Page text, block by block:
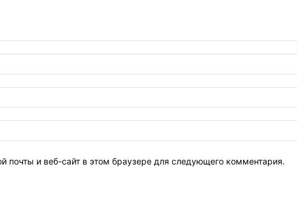
почты и веб-сайт в этом браузере для следующего комментария.